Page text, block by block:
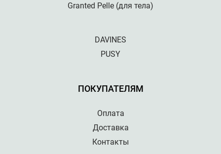
Granted Pelle (для тела)
DAVINES
PUSY
ПОКУПАТЕЛЯМ
Оплата
Доставка
Контакты